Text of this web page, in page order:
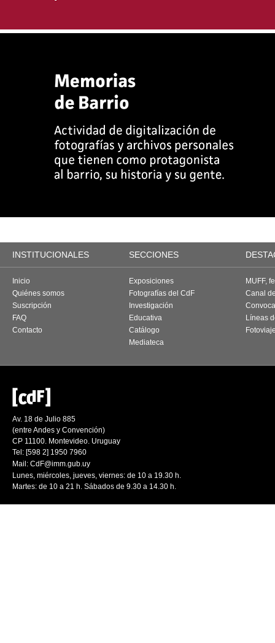
INSTITUCIONALES SECCIONES
Inicio
Quiénes somos
Suscripción
FAQ
Contacto
Exposiciones
Fotografías del CdF
Investigación
Educativa
Catálogo
Mediateca
MUFF,
Canal
Líneas
Av. 18 de Julio 885
(entre Andes y Convención)
CP 11100. Montevideo. Uruguay
Tel: [598 2] 1950 7960
Mail: CdF@imm.gub.uy
Lunes, miércoles, jueves, viernes: de 10 a 19.30 h.
Martes: de 10 a 21 h. Sábados de 9.30 a 14.30 h.